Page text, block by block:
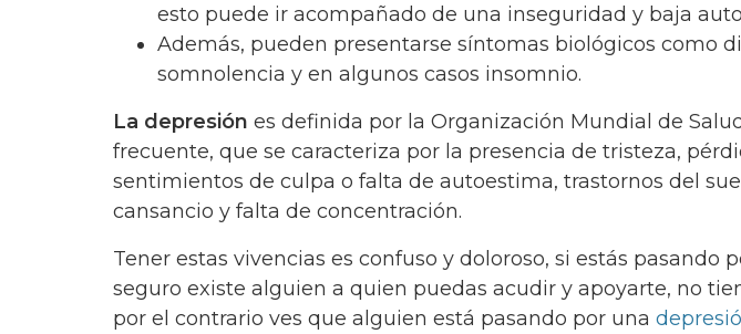
esto puede ir acompañado de una inseguridad y baja
Además, pueden presentarse síntomas biológicos como
somnolencia y en algunos casos insomnio.
La depresión es definida por la Organización Mundial de
frecuente, que se caracteriza por la presencia de tristeza,
sentimientos de culpa o falta de autoestima, trastornos del
cansancio y falta de concentración.
Tener estas vivencias es confuso y doloroso, si estás pasando
seguro existe alguien a quien puedas acudir y apoyarte, no
por el contrario ves que alguien está pasando por una